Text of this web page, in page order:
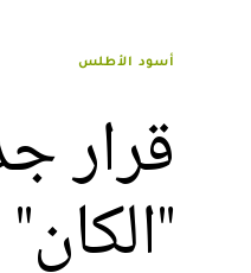
أسود الأطلس
قرار
"الكان"